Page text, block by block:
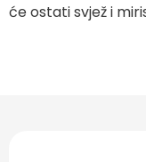
će ostati svjež i